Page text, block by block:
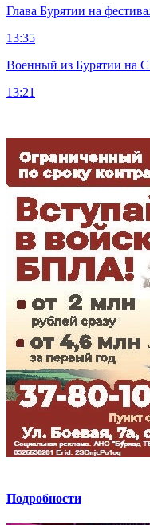
Глава Бурятии на
13:35
Военный из Бурятии на
13:21
Подробности